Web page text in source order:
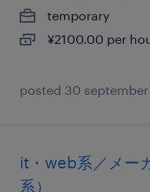
temporary
¥2100.00 per
posted 30
it・web系／メー
系）